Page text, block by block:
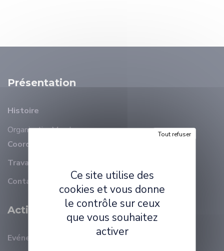
Présentation
Histoire
OrganisationMembres
Coordonnées
Travailler à ELLIADD
Contact
Activité Scientifique
Evénements récents
Ce site utilise des
cookies et vous donne
le contrôle sur ceux
que vous souhaitez
activer
Tout refuser